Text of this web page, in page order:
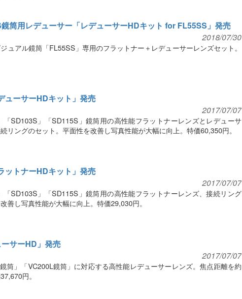
筒用レデューサー「レデューサーHDキット for FL55SS」発売
2018/07/30
ュアル鏡筒「FL55SS」専用のフラットナー＋レデューサーレンズセット。
ューサーHDキット」発売
2017/07/07
「SD103S」「SD115S」鏡筒用の高性能フラットナーレンズとレデューサ
リングのセット。平面性を改善し写真性能が大幅に向上。特価60,350円。
ットナーHDキット」発売
2017/07/07
「SD103S」「SD115S」鏡筒用の高性能フラットナーレンズ、接続リング
善し写真性能が大幅に向上。特価29,030円。
サーHD」発売
2017/07/07
筒」「VC200L鏡筒」に対応する高性能レデューサーレンズ。焦点距離を約
円。